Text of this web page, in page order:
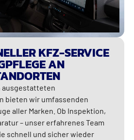
KFZ-SERVICE
AN
ausgestatteten
bieten wir umfassenden
aller Marken. Ob Inspektion,
– unser erfahrenes Team
schnell und sicher wieder